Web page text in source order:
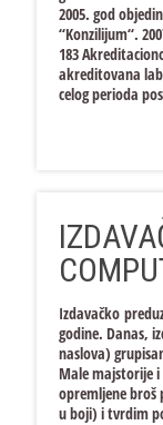
2005. god
“Konzilijum“.
183
akreditovana
celog perioda
Izdavačko
godine. Danas,
naslova)
Male majstorije i
opremljene broš
u boji) i tvrdim